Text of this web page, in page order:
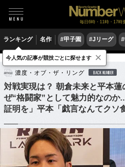
毎日6時・11時・17時
ランキング 名作 #甲子園 #Jリーグ
格闘技 その他
濃度・オブ・ザ・リング BACK NUMBER
対戦実現は？ 朝倉未来と平本
ぜ“格闘家”として魅力的なのか
証明を」平本「戯言なんてクソ
今人気の記事が競技ごとに探せます ×